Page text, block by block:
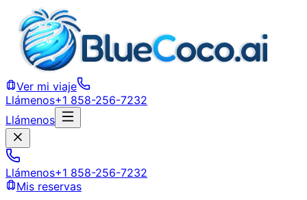
Ver mi viaje
Llámenos+1 858-256-7232
Llámenos
Llámenos+1 858-256-7232
Mis reservas